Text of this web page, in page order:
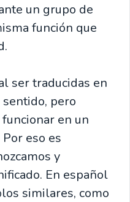
un grupo de
función que
ser traducidas en
pero
en un
eso es
y
En español
similares, como